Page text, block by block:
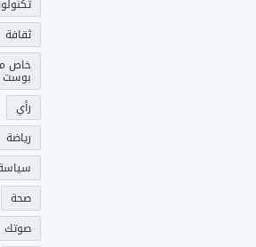
ثقافة
خاص
بوست
رأي
رياضة
صحة